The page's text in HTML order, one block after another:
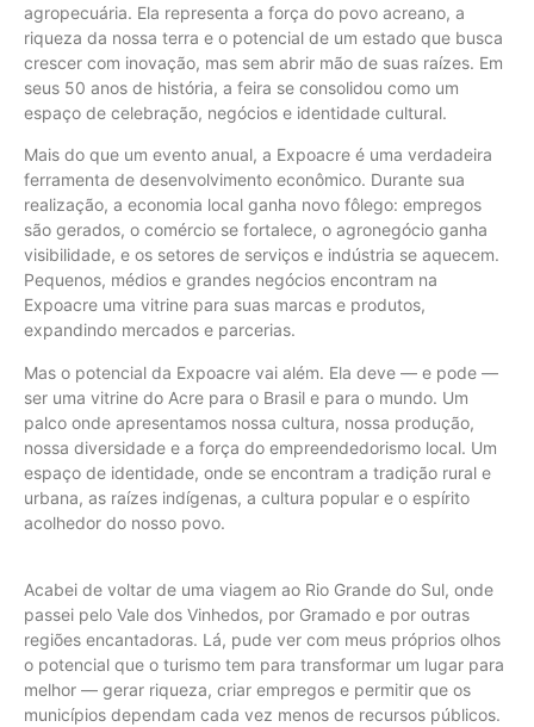
agropecuária. Ela representa a força do povo acreano, a
riqueza da nossa terra e o potencial de um estado que busca
crescer com inovação, mas sem abrir mão de suas raízes. Em
seus 50 anos de história, a feira se consolidou como um
espaço de celebração, negócios e identidade cultural.
Mais do que um evento anual, a Expoacre é uma verdadeira
ferramenta de desenvolvimento econômico. Durante sua
realização, a economia local ganha novo fôlego: empregos
são gerados, o comércio se fortalece, o agronegócio ganha
visibilidade, e os setores de serviços e indústria se aquecem.
Pequenos, médios e grandes negócios encontram na
Expoacre uma vitrine para suas marcas e produtos,
expandindo mercados e parcerias.
Mas o potencial da Expoacre vai além. Ela deve — e pode —
ser uma vitrine do Acre para o Brasil e para o mundo. Um
palco onde apresentamos nossa cultura, nossa produção,
nossa diversidade e a força do empreendedorismo local. Um
espaço de identidade, onde se encontram a tradição rural e
urbana, as raízes indígenas, a cultura popular e o espírito
acolhedor do nosso povo.
Acabei de voltar de uma viagem ao Rio Grande do Sul, onde
passei pelo Vale dos Vinhedos, por Gramado e por outras
regiões encantadoras. Lá, pude ver com meus próprios olhos
o potencial que o turismo tem para transformar um lugar para
melhor — gerar riqueza, criar empregos e permitir que os
municípios dependam cada vez menos de recursos públicos.